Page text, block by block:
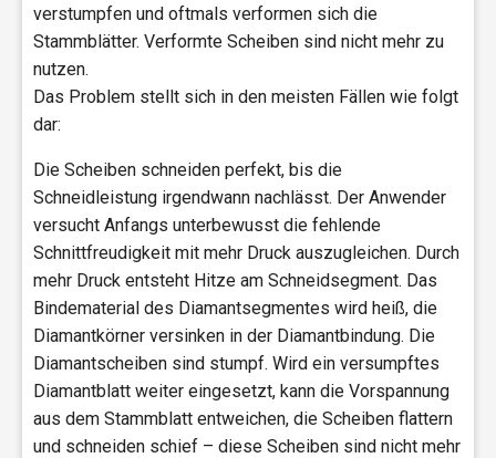
verstumpfen und oftmals verformen sich die
Stammblätter. Verformte Scheiben sind nicht mehr zu
nutzen.
Das Problem stellt sich in den meisten Fällen wie folgt
dar:
Die Scheiben schneiden perfekt, bis die
Schneidleistung irgendwann nachlässt. Der Anwender
versucht Anfangs unterbewusst die fehlende
Schnittfreudigkeit mit mehr Druck auszugleichen. Durch
mehr Druck entsteht Hitze am Schneidsegment. Das
Bindematerial des Diamantsegmentes wird heiß, die
Diamantkörner versinken in der Diamantbindung. Die
Diamantscheiben sind stumpf. Wird ein versumpftes
Diamantblatt weiter eingesetzt, kann die Vorspannung
aus dem Stammblatt entweichen, die Scheiben flattern
und schneiden schief – diese Scheiben sind nicht mehr